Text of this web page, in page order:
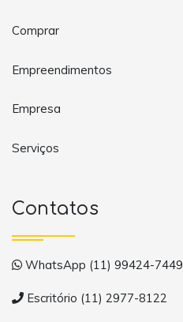
Comprar
Empreendimentos
Empresa
Serviços
Contatos
WhatsApp (11) 99424-7449
Escritório (11) 2977-8122